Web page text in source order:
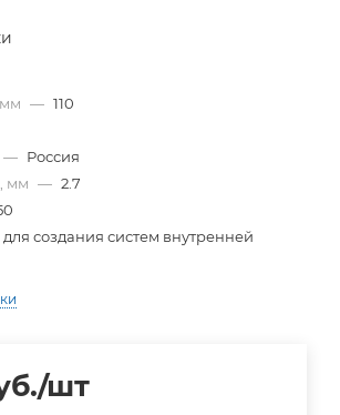
— 110
— Россия
мм — 2.7
для создания систем внутренней
/шт